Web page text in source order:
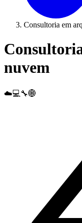
Consultoria em
nuvem
☁️💻🔧🌐